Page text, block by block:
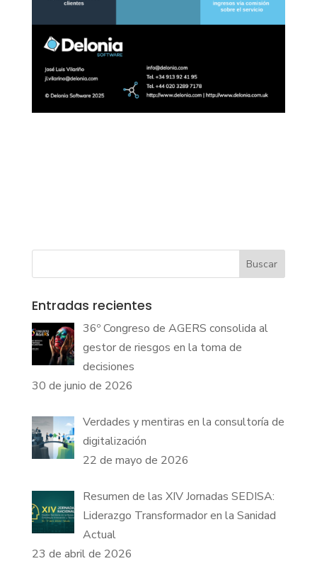
Buscar
Entradas recientes
36º Congreso de AGERS consolida al
gestor de riesgos en la toma de
decisiones
30 de junio de 2026
Verdades y mentiras en la consultoría de
digitalización
22 de mayo de 2026
Resumen de las XIV Jornadas SEDISA:
Liderazgo Transformador en la Sanidad
Actual
23 de abril de 2026